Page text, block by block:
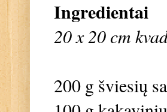
Ingredientai
20 x 20 cm
200 g šviesių